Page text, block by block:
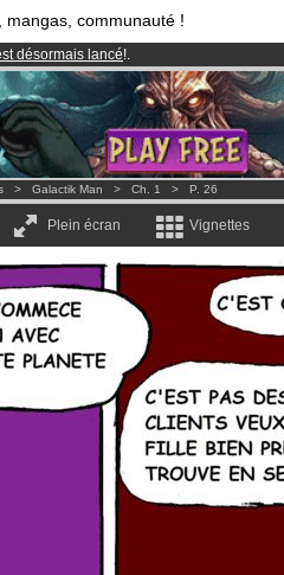
mangas, communauté !
désormais lancé!.
et 1000BDs & Mangas!
partir de
3.95 eurospar mois !Clique ici
> Galactik Man > Ch. 1 > P. 26
Plein écran Vignettes